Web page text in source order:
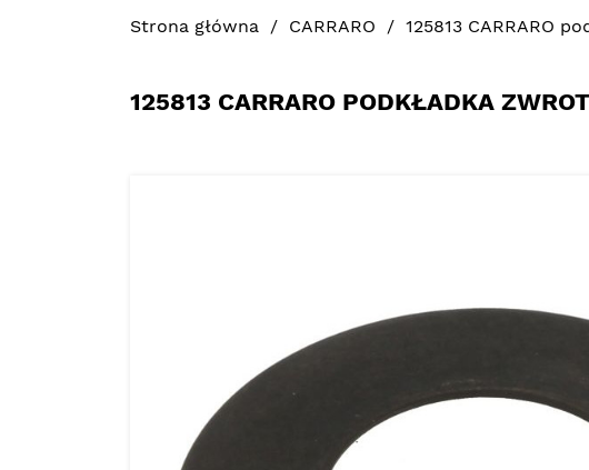
Strona główna CARRARO 125813 CARRARO
125813 CARRARO PODKŁADKA